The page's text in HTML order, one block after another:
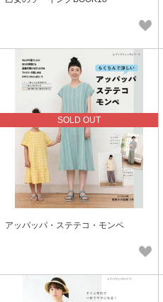
SOLD OUT
アッパッパ・ステテコ・モンペ